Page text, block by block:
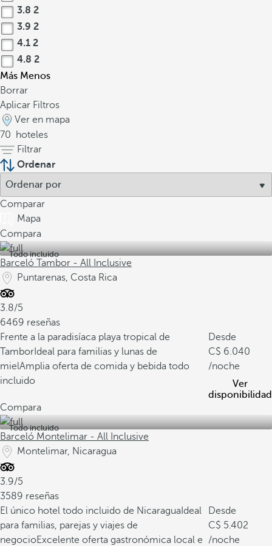
3.8 2
3.9 2
4.1 2
4.8 2
Más Menos
Borrar
Aplicar Filtros
Ver en mapa
70
hoteles
Filtrar
Ordenar
Comparar
Mapa
Compara
Todo incluido
Barceló Tambor - All Inclusive
Puntarenas, Costa Rica
3.8/5
6469 reseñas
Frente a la paradisíaca playa tropical de
Tambor Ideal para familias y lunas de
mielAmplia oferta de comida y bebida todo
incluido
Desde
6.040
/noche
Ver
disponibilidad
Compara
Todo incluido
Barceló Montelimar - All Inclusive
Montelimar, Nicaragua
3.9/5
3589 reseñas
El único hotel todo incluido de Nicaragua Ideal
para familias, parejas y viajes de
negocioExcelente oferta gastronómica local e
Desde
5.402
/noche